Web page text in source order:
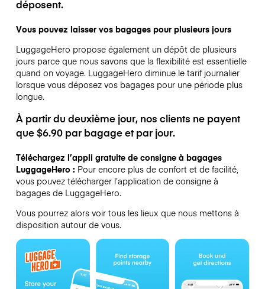
déposent.
Vous pouvez laisser vos bagages pour plusieurs jours
LuggageHero propose également un dépôt de plusieurs
jours parce que nous savons que la flexibilité est essentielle
quand on voyage. LuggageHero diminue le tarif journalier
lorsque vous déposez vos bagages pour une période plus
longue.
À partir du deuxième jour, nos clients ne payent
que $6.90 par bagage et par jour.
Téléchargez l’appli gratuite de consigne à bagages
LuggageHero :Pour encore plus de confort et de facilité,
vous pouvez télécharger l’application de consigne à
bagages de LuggageHero.
Vous pourrez alors voir tous les lieux que nous mettons à
disposition autour de vous.